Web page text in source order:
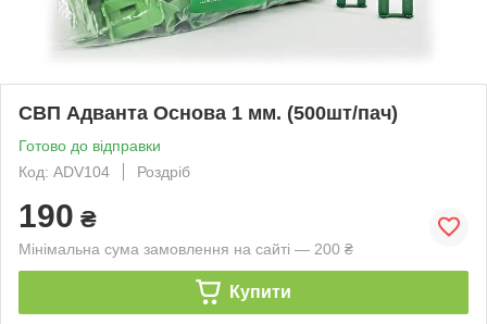
СВП Адванта Основа 1 мм. (500шт/пач)
Готово до відправки
Код: ADV104
Роздріб
190 ₴
Мінімальна сума замовлення на сайті — 200 ₴
Купити